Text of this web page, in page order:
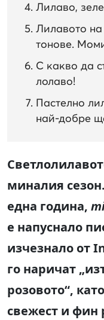
Лилаво,
Лилавото на
тонове.
С какво да
лолаво!
Пастелно
най-добре
миналия
една година,
е напуснало
изчезнало от
го наричат
розовото“,
свежест и